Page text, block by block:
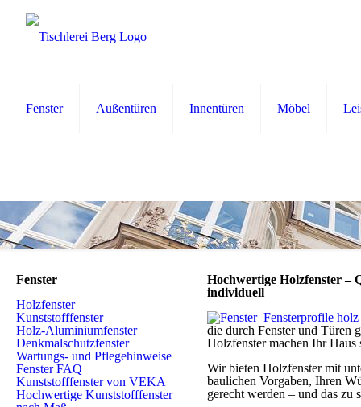
Fenster Außentüren Innentüren Möbel
Hochwertige Holzfenster –
individuell
die durch Fenster und Türen
Holzfenster machen Ihr
Wir bieten Holzfenster mit
baulichen Vorgaben, Ihren
gerecht werden – und das zu
Fenster
Holzfenster
Kunststofffenster
Holz-Aluminiumfenster
Denkmalschutzfenster
Wartungs- und Pflegehinweise
Fenster FAQ
Kunststofffenster von VEKA
Hochwertige Kunststofffenster